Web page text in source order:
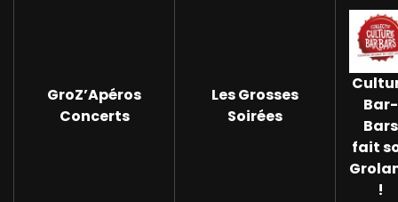
GroZ’Apéros
Concerts
Les Grosses
Soirées
Bar-
Bars
fait
!